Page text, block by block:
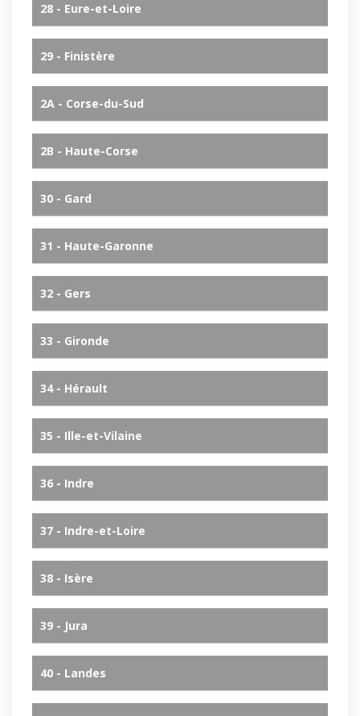
28 - Eure-et-Loire
29 - Finistère
2A - Corse-du-Sud
2B - Haute-Corse
30 - Gard
31 - Haute-Garonne
32 - Gers
33 - Gironde
34 - Hérault
35 - Ille-et-Vilaine
36 - Indre
37 - Indre-et-Loire
38 - Isère
39 - Jura
40 - Landes